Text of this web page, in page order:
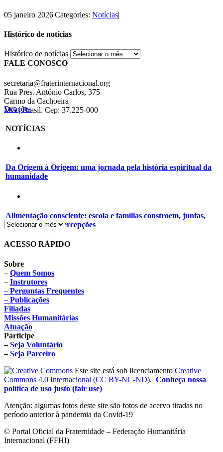
05 janeiro 2026|Categories: Notícias|
Histórico de notícias
Histórico de notícias
FALE CONOSCO
secretaria@fraterinternacional.org
Rua Pres. Antônio Carlos, 375
Carmo da Cachoeira
MG | Brasil. Cep: 37.225-000
Doações
NOTÍCIAS
Da Origem à Origem: uma jornada pela história espiritual da
humanidade
Alimentação consciente: escola e famílias constroem, juntas,
novos hábitos e percepções
ACESSO RÁPIDO
Sobre
–Quem Somos
–Instrutores
– Perguntas Frequentes
– Publicações
Filiadas
Missões Humanitárias
Atuação
Participe
–Seja Voluntário
–Seja Parceiro
Este site está sob licenciamento Creative
Commons 4.0 Internacional (CC BY-NC-ND). Conheça nossa
política de uso justo (fair use)
Atenção: algumas fotos deste site são fotos de acervo tiradas no
período anterior à pandemia da Covid-19
© Portal Oficial da Fraternidade – Federação Humanitária
Internacional (FFHI)